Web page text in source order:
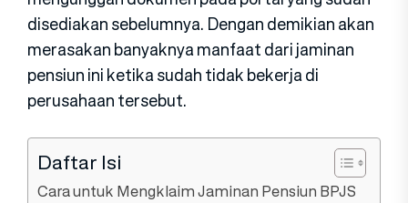
disediakan sebelumnya. Dengan demikian akan
merasakan banyaknya manfaat dari jaminan
pensiun ini ketika sudah tidak bekerja di
perusahaan tersebut.
Daftar Isi
Cara untuk Mengklaim Jaminan Pensiun BPJS